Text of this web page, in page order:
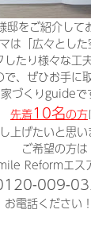
邸をご紹介して
は「広々とした
たり様々な工
で、ぜひお手に
家づくりguideで
先着10名の方
上げたいと思い
ご希望の方は
Reformエス
009-
お電話ください